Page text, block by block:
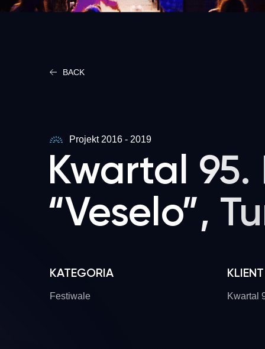
BACK
Projekt 2016 - 2019
KATEGORIA KLIENT
Festiwale Kwartal
Kwartal 95.
“Veselo”,